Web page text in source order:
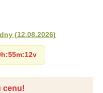
cenu!
(12.08.2026)
:55m:11v